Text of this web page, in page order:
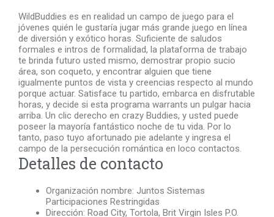
WildBuddies es en realidad un campo de juego para el
jóvenes quién le gustaría jugar más grande juego en línea
de diversión y exótico horas. Suficiente de saludos
formales e intros de formalidad, la plataforma de trabajo
te brinda futuro usted mismo, demostrar propio sucio
área, son coqueto, y encontrar alguien que tiene
igualmente puntos de vista y creencias respecto al mundo
porque actuar. Satisface tu partido, embarca en disfrutable
horas, y decide si esta programa warrants un pulgar hacia
arriba. Un clic derecho en crazy Buddies, y usted puede
poseer la mayoría fantástico noche de tu vida. Por lo
tanto, paso tuyo afortunado pie adelante y ingresa el
campo de la persecución romántica en loco contactos.
Detalles de contacto
Organización nombre: Juntos Sistemas
Participaciones Restringidas
Dirección: Road City, Tortola, Brit Virgin Isles P.O.